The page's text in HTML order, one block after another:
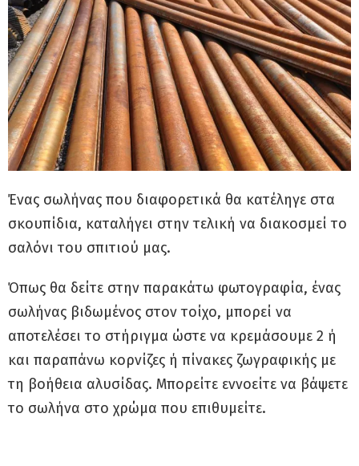
Ένας σωλήνας που διαφορετικά θα κατέληγε στα
σκουπίδια, καταλήγει στην τελική να διακοσμεί το
σαλόνι του σπιτιού μας.
Όπως θα δείτε στην παρακάτω φωτογραφία, ένας
σωλήνας βιδωμένος στον τοίχο, μπορεί να
αποτελέσει το στήριγμα ώστε να κρεμάσουμε 2 ή
και παραπάνω κορνίζες ή πίνακες ζωγραφικής με
τη βοήθεια αλυσίδας. Μπορείτε εννοείτε να βάψετε
το σωλήνα στο χρώμα που επιθυμείτε.